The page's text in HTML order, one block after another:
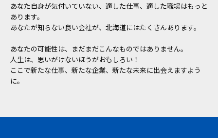
あなた自身が気付いていない、適した仕事、適した職場はもっと
あります。
あなたが知らない良い会社が、北海道にはたくさんあります。
あなたの可能性は、まだまだこんなものではありません。
人生は、思いがけないほうがおもしろい！
ここで新たな仕事、新たな企業、新たな未来に出会えますよう
に。